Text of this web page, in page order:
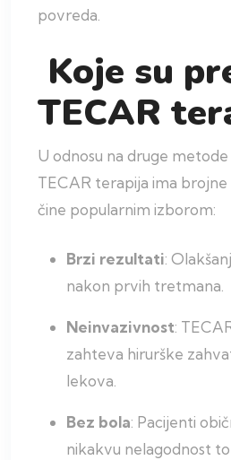
povreda.
Koje su
TECAR
U odnosu na druge
TECAR terapija ima
čine popularnim izborom:
Brzi rezultati:
nakon prvih tretmana.
Neinvazivnost:
zahteva hirurške
lekova.
Bez bola: Pacijenti
nikakvu nelagodnost